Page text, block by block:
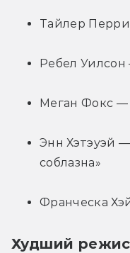
Тайлер
Ребел
Меган Фокс —
Энн Хэтэуэй
соблазна»
Франческа
Худший